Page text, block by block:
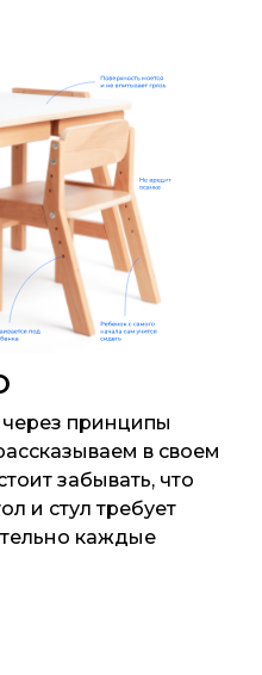
через принципы
в своем
забывать, что
и стул требует
каждые